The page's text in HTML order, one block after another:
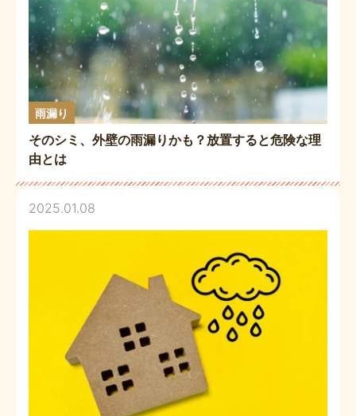
雨漏り
そのシミ、外壁の雨漏りかも？放置すると危険な理
由とは
2025.01.08